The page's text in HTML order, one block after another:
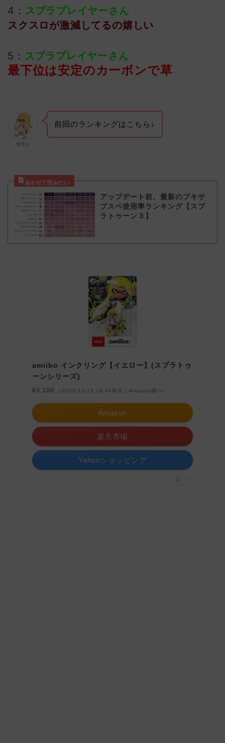
4： スプラプレイヤーさん
スクスロが激減してるの嬉しい
5： スプラプレイヤーさん
最下位は安定のカーボンで草
管理人
前回のランキングはこちら↓
アップデート前、最新のブキサ
ブスペ使用率ランキング【スプ
ラトゥーン３】
amiibo インクリング【イエロー】(スプラトゥ
ーンシリーズ)
¥3,100 （2022/11/15 14:45時点 | Amazon調べ）
Amazon
楽天市場
Yahooショッピング